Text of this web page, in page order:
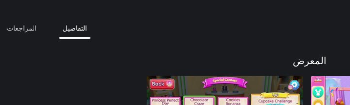
التفاصيل المراجعات
المعرض